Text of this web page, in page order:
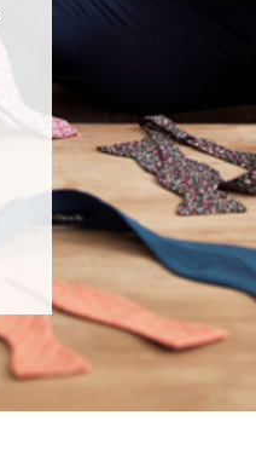
porte
r des
noeu
papill
acce
es de
qualit
nde
!
Merci
beau
coup
à eux
encor
e!